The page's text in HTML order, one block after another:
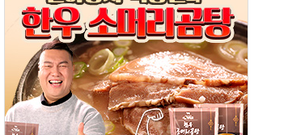
공급 확대·속도전 총력"
급등
아"
여의도 1.6배 규모
폭 커